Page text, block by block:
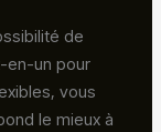
de
en-un pour
vous
le mieux à